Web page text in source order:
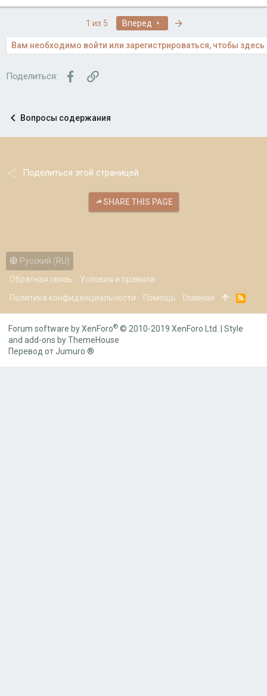
1 из 5 Вперед
Вам необходимо войти или зарегистрироваться, чтобы здесь
Поделиться: FacebookСсылка
Вопросы содержания
Поделиться этой страницей
SHARE THIS PAGE
Русский (RU)
Обратная связь
Условия и правила
Политика конфиденциальности
Помощь Главная
R
Forum software by XenForo® © 2010-2019 XenForo Ltd.
Style
and add-ons by ThemeHouse
Перевод от Jumuro ®